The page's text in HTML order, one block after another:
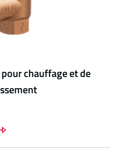
chauffage et de